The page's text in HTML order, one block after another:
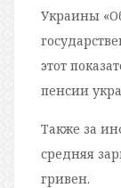
Украины
этот
пенсии
Также за
средняя
гривен.